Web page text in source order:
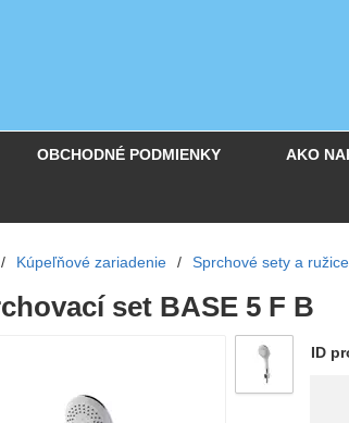
OBCHODNÉ PODMIENKY AKO
/ Kúpeľňové zariadenie / Sprchové sety a ružice
set BASE 5 F B
ID